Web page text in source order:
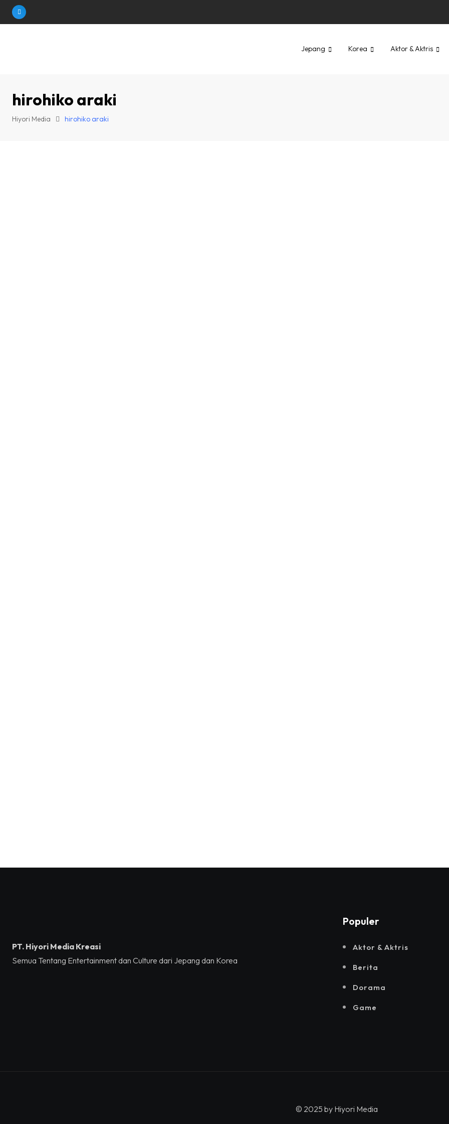
Skip
Jepang Korea Aktor & Aktris
hirohiko araki
Hiyori Media hirohiko araki
PT. Hiyori Media Kreasi
Semua Tentang Entertainment dan Culture dari Jepang dan Korea
Populer
Aktor & Aktris
Berita
Dorama
Game
© 2025 by Hiyori Media